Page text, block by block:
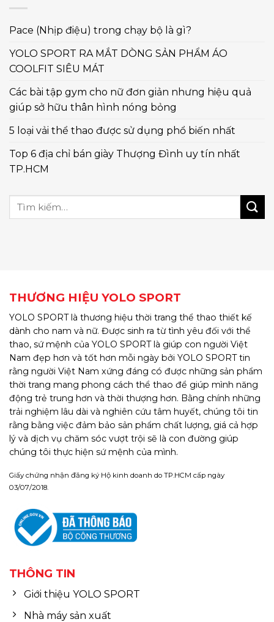
Pace (Nhịp điệu) trong chạy bộ là gì?
YOLO SPORT RA MẮT DÒNG SẢN PHẨM ÁO
COOLFIT SIÊU MÁT
Các bài tập gym cho nữ đơn giản nhưng hiệu quả
giúp sở hữu thân hình nóng bỏng
5 loại vải thể thao được sử dụng phổ biến nhất
Top 6 địa chỉ bán giày Thượng Đình uy tín nhất
TP.HCM
THƯƠNG HIỆU YOLO SPORT
YOLO SPORT là thương hiệu thời trang thể thao thiết kế
dành cho nam và nữ. Được sinh ra từ tình yêu đối với thể
thao, sứ mệnh của YOLO SPORT là giúp con người Việt
Nam đẹp hơn và tốt hơn mỗi ngày bởi YOLO SPORT tin
rằng người Việt Nam xứng đáng có được những sản phẩm
thời trang mang phong cách thể thao để giúp mình năng
động trẻ trung hơn và thời thượng hơn. Bằng chính những
trải nghiệm lâu dài và nghiên cứu tâm huyết, chúng tôi tin
rằng bằng việc đảm bảo sản phẩm chất lượng, giá cả hợp
lý và dịch vụ chăm sóc vượt trội sẽ là con đường giúp
chúng tôi thực hiện sứ mệnh của mình.
Giấy chứng nhận đăng ký Hộ kinh doanh do TP.HCM cấp ngày
03/07/2018.
THÔNG TIN
Giới thiệu YOLO SPORT
Nhà máy sản xuất